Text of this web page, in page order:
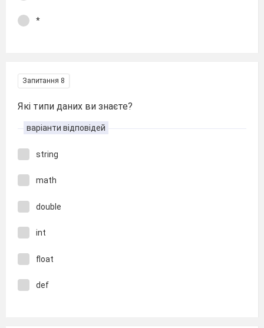
*
Запитання 8
Які типи даних ви знаєте?
варіанти відповідей
string
math
double
int
float
def